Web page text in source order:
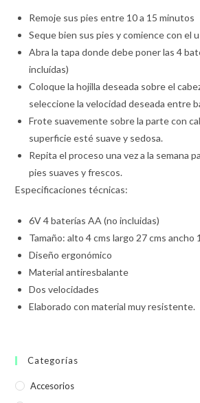
Remoje sus pies entre 10 a 15 minutos
Seque bien sus pies y comience con el
Abra la tapa donde debe poner las 4
incluídas)
Coloque la hojilla deseada sobre el
seleccione la velocidad deseada entre
Frote suavemente sobre la parte con
superficie esté suave y sedosa.
Repita el proceso una vez a la semana
pies suaves y frescos.
Especificaciones técnicas:
6V 4 baterías AA (no incluidas)
Tamaño: alto 4 cms largo 27 cms ancho
Diseño ergonómico
Material antiresbalante
Dos velocidades
Elaborado con material muy resistente.
Categorías
Accesorios